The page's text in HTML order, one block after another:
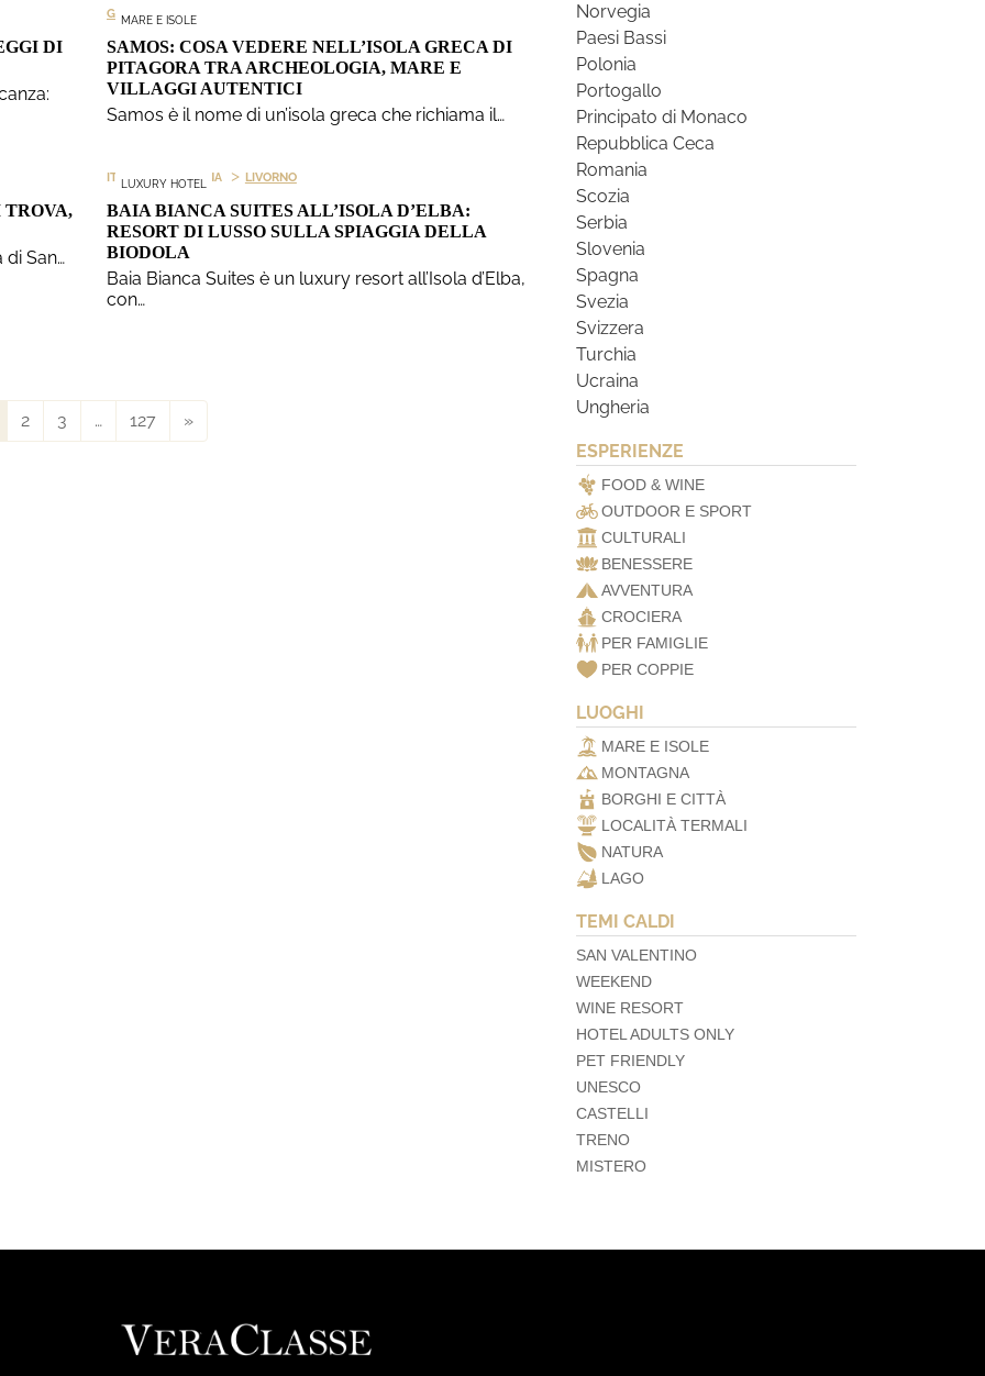
DI
MARE E ISOLE
GRECIA
SAMOS: COSA VEDERE NELL’ISOLA GRECA DI
PITAGORA TRA ARCHEOLOGIA, MARE E
VILLAGGI AUTENTICI
Samos è il nome di un’isola greca che richiama il…
TROVA,
San…
LUXURY HOTEL
ITALIA > TOSCANA > LIVORNO
BAIA BIANCA SUITES ALL’ISOLA D’ELBA:
RESORT DI LUSSO SULLA SPIAGGIA DELLA
BIODOLA
Baia Bianca Suites è un luxury resort all’Isola d’Elba,
con…
2 3 … 127 »
Norvegia
Paesi Bassi
Polonia
Portogallo
Principato di Monaco
Repubblica Ceca
Romania
Scozia
Serbia
Slovenia
Spagna
Svezia
Svizzera
Turchia
Ucraina
Ungheria
ESPERIENZE
FOOD & WINE
OUTDOOR E SPORT
CULTURALI
BENESSERE
AVVENTURA
CROCIERA
PER FAMIGLIE
PER COPPIE
LUOGHI
MARE E ISOLE
MONTAGNA
BORGHI E CITTÀ
LOCALITÀ TERMALI
NATURA
LAGO
TEMI CALDI
SAN VALENTINO
WEEKEND
WINE RESORT
HOTEL ADULTS ONLY
PET FRIENDLY
UNESCO
CASTELLI
TRENO
MISTERO